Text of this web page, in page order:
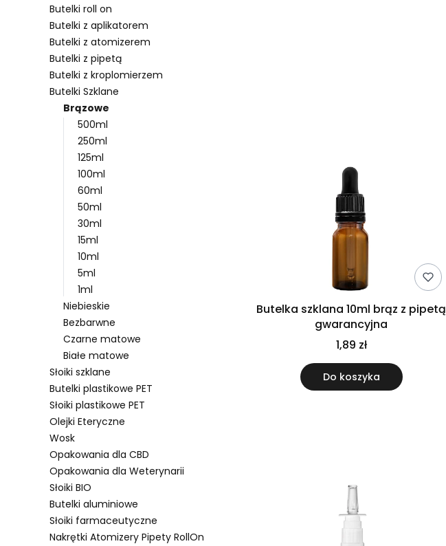
Butelki roll on
Butelki z aplikatorem
Butelki z atomizerem
Butelki z pipetą
Butelki z kroplomierzem
Butelki Szklane
Brązowe
500ml
250ml
125ml
100ml
60ml
50ml
30ml
15ml
10ml
5ml
1ml
Niebieskie
Bezbarwne
Czarne matowe
Białe matowe
Słoiki szklane
Butelki plastikowe PET
Słoiki plastikowe PET
Olejki Eteryczne
Wosk
Opakowania dla CBD
Opakowania dla Weterynarii
Słoiki BIO
Butelki aluminiowe
Słoiki farmaceutyczne
Nakrętki Atomizery Pipety RollOn
Butelka szklana 10ml brąz z pipetą
gwarancyjna
1,89 zł
Do koszyka